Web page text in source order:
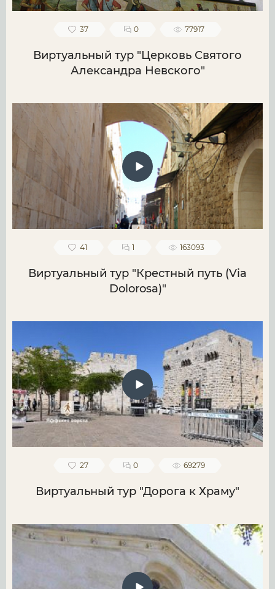
37 0 77917
Виртуальный тур "Церковь Святого
Александра Невского"
41 1 163093
Виртуальный тур "Крестный путь (Via
Dolorosa)"
27 0 69279
Виртуальный тур "Дорога к Храму"